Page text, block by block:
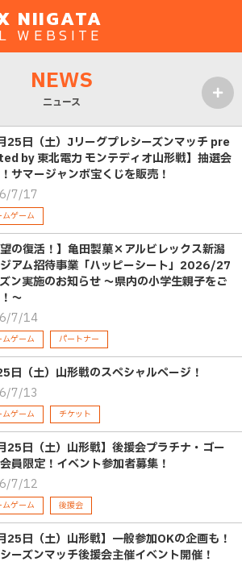
NIIGATA
WEBSITE
NEWS
ニュース
月25日（土）Jリーグプレシーズンマッチ pre
by 東北電力 モンテディオ山形戦】抽選会
サマージャンボ宝くじを販売！
7/17
ムゲーム
望の復活！】亀田製菓×アルビレックス新潟
アム招待事業「ハッピーシート」2026/27
ン実施のお知らせ ～県内の小学生親子をご
～
7/14
ムゲーム パートナー
日（土）山形戦のスペシャルページ！
7/13
ムゲーム チケット
25日（土）山形戦】後援会プラチナ・ゴー
員限定！イベント参加者募集！
7/12
ムゲーム 後援会
25日（土）山形戦】一般参加OKの企画も！
ーズンマッチ後援会主催イベント開催！